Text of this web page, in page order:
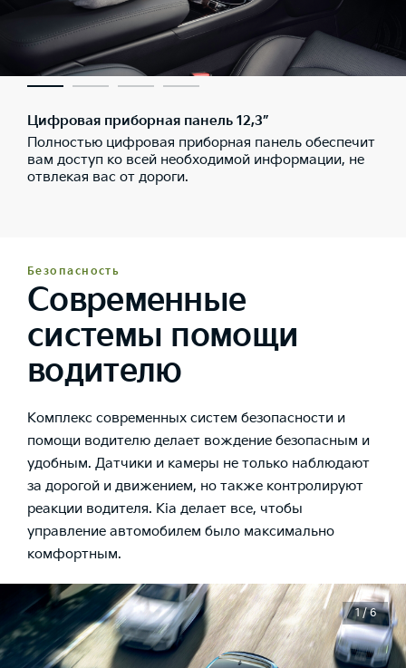
Цифровая приборная панель 12,3”
Полностью цифровая приборная панель обеспечит
вам доступ ко всей необходимой информации, не
отвлекая вас от дороги.
Безопасность
Современные
системы помощи
водителю
Комплекс современных систем безопасности и
помощи водителю делает вождение безопасным и
удобным. Датчики и камеры не только наблюдают
за дорогой и движением, но также контролируют
реакции водителя. Kia делает все, чтобы
управление автомобилем было максимально
комфортным.
1 / 6